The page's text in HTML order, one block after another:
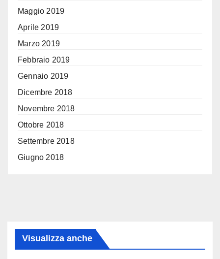
Maggio 2019
Aprile 2019
Marzo 2019
Febbraio 2019
Gennaio 2019
Dicembre 2018
Novembre 2018
Ottobre 2018
Settembre 2018
Giugno 2018
Visualizza anche